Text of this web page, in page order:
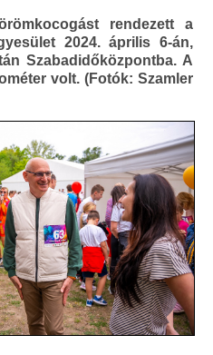
rendezett a
2024. április 6-án,
Szabadidőközpontba. A
volt. (Fotók: Szamler